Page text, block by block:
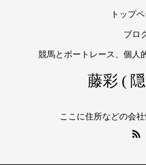
トップ
ブロ
競馬とボートレース、個人
藤彩 (
ここに住所などの会社